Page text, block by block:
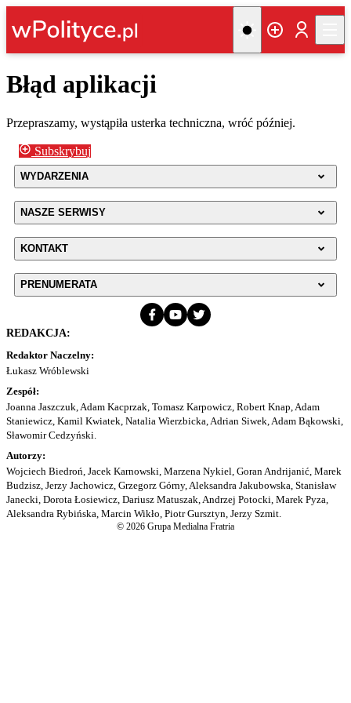
Błąd aplikacji
Przepraszamy, wystąpiła usterka techniczna, wróć później.
Subskrybuj
WYDARZENIA
NASZE SERWISY
KONTAKT
PRENUMERATA
REDAKCJA:
Redaktor Naczelny:
Łukasz Wróblewski
Zespół:
Joanna Jaszczuk, Adam Kacprzak, Tomasz Karpowicz, Robert Knap, Adam
Staniewicz, Kamil Kwiatek, Natalia Wierzbicka, Adrian Siwek, Adam Bąkowski,
Sławomir Cedzyński.
Autorzy:
Wojciech Biedroń, Jacek Karnowski, Marzena Nykiel, Goran Andrijanić, Marek
Budzisz, Jerzy Jachowicz, Grzegorz Górny, Aleksandra Jakubowska, Stanisław
Janecki, Dorota Łosiewicz, Dariusz Matuszak, Andrzej Potocki, Marek Pyza,
Aleksandra Rybińska, Marcin Wikło, Piotr Gursztyn, Jerzy Szmit.
© 2026 Grupa Medialna Fratria